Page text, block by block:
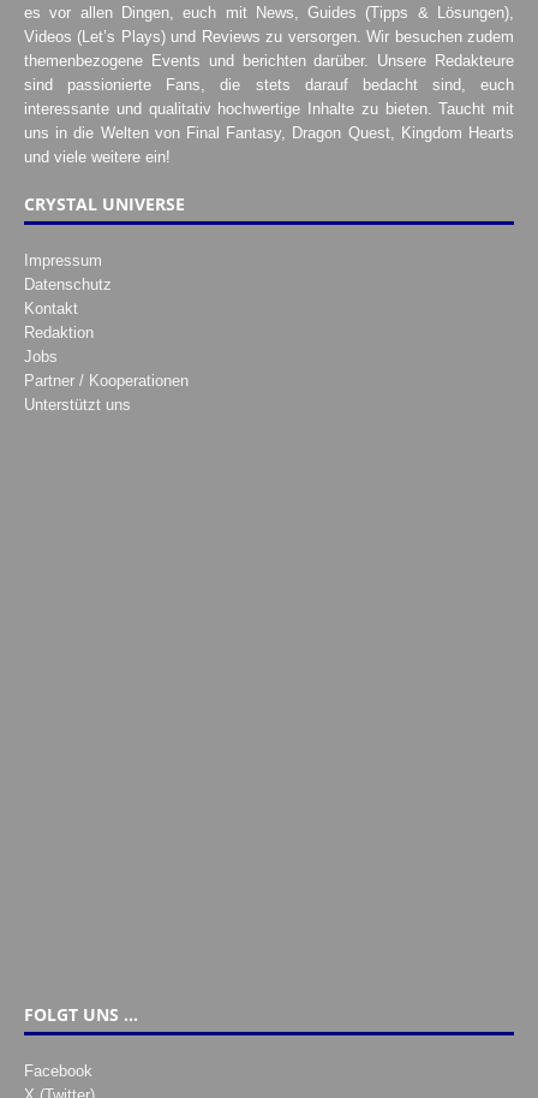
es vor allen Dingen, euch mit News, Guides (Tipps & Lösungen),
Videos (Let’s Plays) und Reviews zu versorgen. Wir besuchen zudem
themenbezogene Events und berichten darüber. Unsere Redakteure
sind passionierte Fans, die stets darauf bedacht sind, euch
interessante und qualitativ hochwertige Inhalte zu bieten. Taucht mit
uns in die Welten von Final Fantasy, Dragon Quest, Kingdom Hearts
und viele weitere ein!
CRYSTAL UNIVERSE
Impressum
Datenschutz
Kontakt
Redaktion
Jobs
Partner / Kooperationen
Unterstützt uns
FOLGT UNS …
Facebook